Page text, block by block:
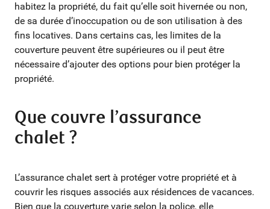
habitez la propriété, du fait qu’elle soit hivernée ou non,
de sa durée d’inoccupation ou de son utilisation à des
fins locatives. Dans certains cas, les limites de la
couverture peuvent être supérieures ou il peut être
nécessaire d’ajouter des options pour bien protéger la
propriété.
Que couvre l’assurance
chalet ?
L’assurance chalet sert à protéger votre propriété et à
couvrir les risques associés aux résidences de vacances.
Bien que la couverture varie selon la police, elle